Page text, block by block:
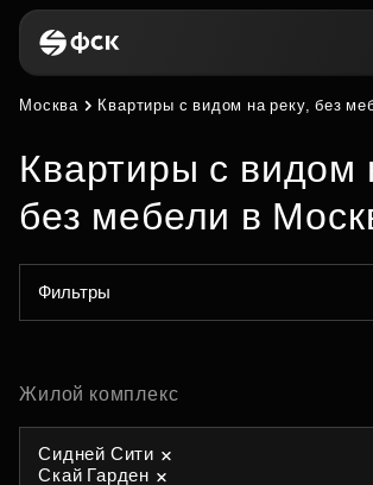
Москва Квартиры с видом на реку, без
Квартиры с видом
без мебели в
Фильтры
Жилой комплекс
Сидней Сити
Скай Гарден